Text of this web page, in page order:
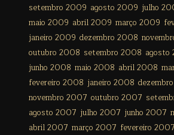
setembro 2009 agosto 2009 julho
maio 2009 abril 2009 março 2009
janeiro 2009 dezembro 2008
outubro 2008 setembro 2008 agosto
junho 2008 maio 2008 abril 2008
fevereiro 2008 janeiro 2008
novembro 2007 outubro 2007
agosto 2007 julho 2007 junho 2007
abril 2007 março 2007 fevereiro 2007